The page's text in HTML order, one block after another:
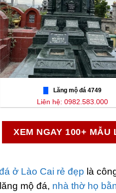
Lăng mộ đá 4749
Liên hệ: 0982.583.000
XEM NGAY 100+
ở Lào Cai rẻ đẹp là
mộ đá, nhà thờ họ